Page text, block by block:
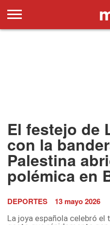
El festejo de
con la
Palestina
polémica en
DEPORTES 13 mayo 2026
La joya española celebró el